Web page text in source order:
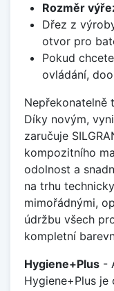
Rozměr
Dřez z
otvor pro
Pokud
ovládání,
Nepřekonatelně
Díky novým,
zaručuje
kompozitního
odolnost a
na trhu
mimořádnými,
údržbu všech
kompletní
Hygiene+Plus -
Hygiene+Plus